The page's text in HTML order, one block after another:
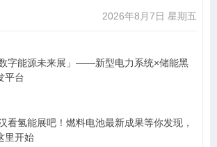
2026年8月7日 星期五
字能源未来展」——新型电力系统×储能黑
平台
看氢能展吧！燃料电池最新成果等你发现，
里开始